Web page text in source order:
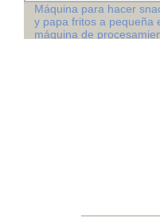
Máquina para hacer
y papa fritos a pequeña
máquina de